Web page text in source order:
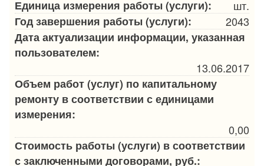
Единица измерения работы (услуги):
шт.
Год завершения работы (услуги):
2043
Дата актуализации информации, указанная
пользователем:
13.06.2017
Объем работ (услуг) по капитальному
ремонту в соответствии с единицами
измерения:
0,00
Стоимость работы (услуги) в соответствии
с заключенными договорами, руб.: